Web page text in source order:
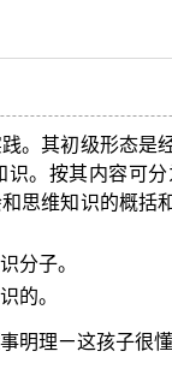
。其初级形态是
。按其内容可
思维知识的概括
分子。
的。
明理ㄧ这孩子很